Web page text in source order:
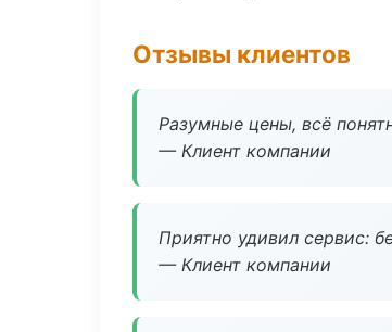
Отзывы клиентов
Разумные цены, всё
— Клиент компании
Приятно удивил сервис:
— Клиент компании